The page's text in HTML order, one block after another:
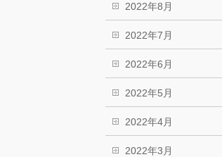
2022年8月
2022年7月
2022年6月
2022年5月
2022年4月
2022年3月